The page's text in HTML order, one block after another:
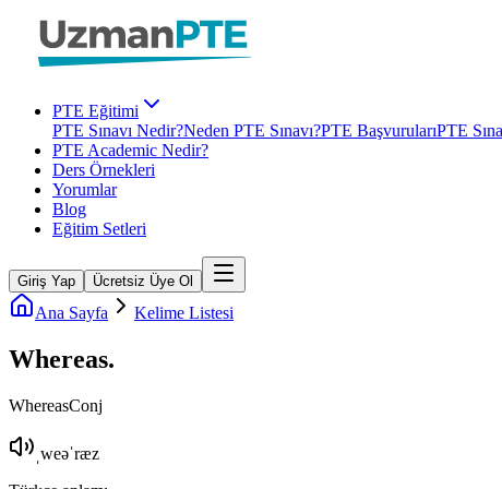
PTE Eğitimi
PTE Sınavı Nedir?Neden PTE Sınavı?PTE BaşvurularıPTE
PTE Academic Nedir?
Ders Örnekleri
Yorumlar
Blog
Eğitim Setleri
Giriş Yap Ücretsiz Üye Ol
Ana Sayfa Kelime Listesi
Whereas.
WhereasConj
ˌweəˈræz